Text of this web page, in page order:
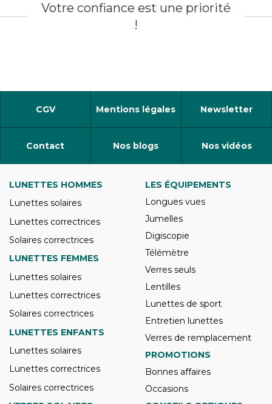
Votre confiance est une priorité
!
CGV Mentions légales Newsletter
Contact Nos blogs Nos vidéos
LUNETTES HOMMES
Lunettes solaires
Lunettes correctrices
Solaires correctrices
LUNETTES FEMMES
Lunettes solaires
Lunettes correctrices
Solaires correctrices
LUNETTES ENFANTS
Lunettes solaires
Lunettes correctrices
Solaires correctrices
LES ÉQUIPEMENTS
Longues vues
Jumelles
Digiscopie
Télémètre
Verres seuls
Lentilles
Lunettes de sport
Entretien lunettes
Verres de remplacement
PROMOTIONS
Bonnes affaires
Occasions